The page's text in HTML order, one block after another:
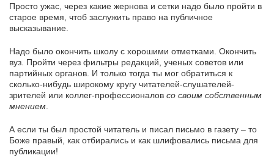
Просто ужас, через какие жернова и сетки надо было пройти в
старое время, чтоб заслужить право на публичное
высказывание.
Надо было окончить школу с хорошими отметками. Окончить
вуз. Пройти через фильтры редакций, ученых советов или
партийных органов. И только тогда ты мог обратиться к
сколько-нибудь широкому кругу читателей-слушателей-
зрителей или коллег-профессионалов со своим собственным
мнением
А если ты был простой читатель и писал письмо в газету – то
Боже правый, как отбирались и как шлифовались письма для
публикации!